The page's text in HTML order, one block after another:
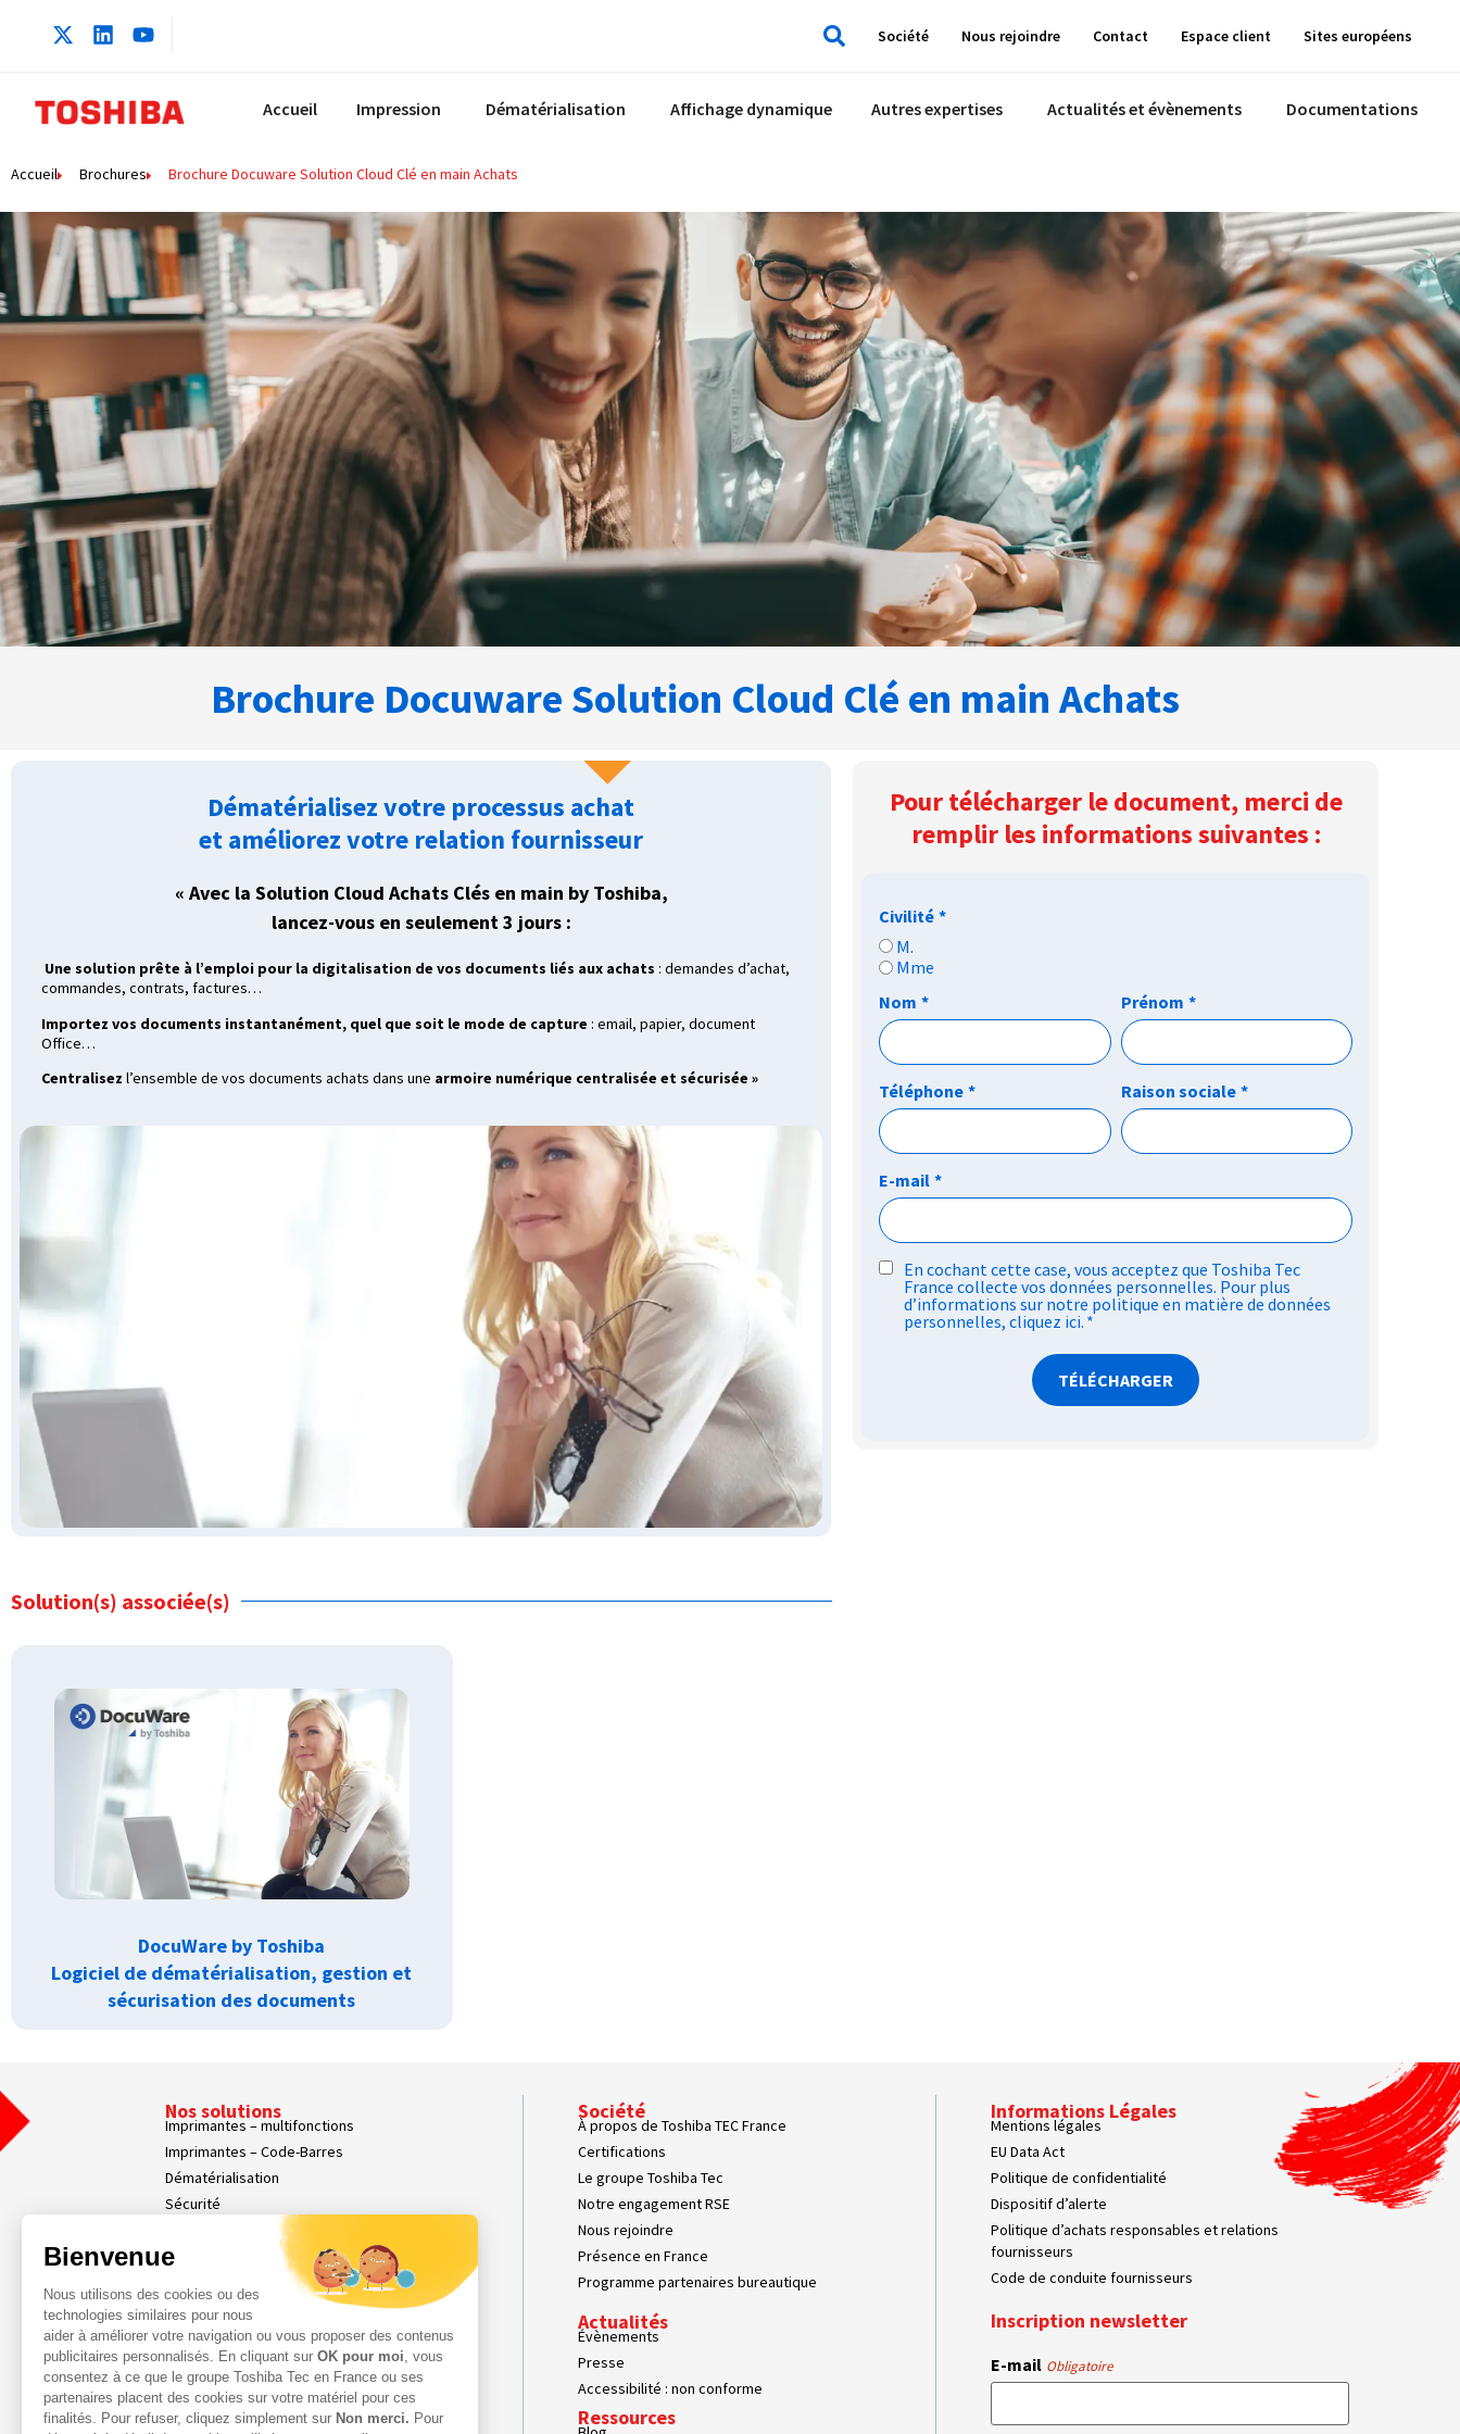
Société Nous rejoindre Contact Espace client Sites européens
Accueil Impression Dématérialisation Affichage dynamique Autres expertises Actualités et évènements Documentations
Accueil Brochures Brochure Docuware Solution Cloud Clé en main Achats
Brochure Docuware Solution Cloud Clé en main Achats
Dématérialisez votre processus achat
et améliorez votre relation fournisseur
« Avec la Solution Cloud Achats Clés en main by Toshiba,
lancez-vous en seulement 3 jours :
Une solution prête à l’emploi pour la digitalisation de vos documents liés aux achats : demandes d’achat,
commandes, contrats, factures…
Importez vos documents instantanément, quel que soit le mode de capture : email, papier, document
Office…
Centralisez l’ensemble de vos documents achats dans une armoire numérique centralisée et sécurisée »
Pour télécharger le document, merci de
remplir les informations suivantes :
Civilité *
M.
Mme
Nom * Prénom *
Téléphone * Raison sociale *
E-mail *
RGPDEn cochant cette case, vous acceptez que Toshiba Tec
France collecte vos données personnelles. Pour plus
d’informations sur notre politique en matière de données
personnelles, cliquez ici. *
Solution(s) associée(s)
DocuWare by Toshiba
Logiciel de dématérialisation, gestion et
sécurisation des documents
Nos solutions
Imprimantes – multifonctions
Imprimantes – Code-Barres
Dématérialisation
Sécurité
Affichage dynamique
Nos Services
Services Parc d’Impression
Services Professionnels
Demande d'assistance
Contact
Espace Client
Société
À propos de Toshiba TEC France
Certifications
Le groupe Toshiba Tec
Notre engagement RSE
Nous rejoindre
Présence en France
Programme partenaires bureautique
Actualités
Évènements
Presse
Accessibilité : non conforme
Ressources
Informations Légales
Mentions légales
EU Data Act
Politique de confidentialité
Dispositif d’alerte
Politique d’achats responsables et relations
fournisseurs
Code de conduite fournisseurs
Inscription newsletter
E-mail Obligatoire
Bienvenue
Nous utilisons des cookies ou des
technologies similaires pour nous
aider à améliorer votre navigation ou vous proposer des contenus
publicitaires personnalisés. En cliquant sur OK pour moi , vous
consentez à ce que le groupe Toshiba Tec en France ou ses
partenaires placent des cookies sur votre matériel pour ces
finalités. Pour refuser, cliquez simplement sur Non merci. Pour